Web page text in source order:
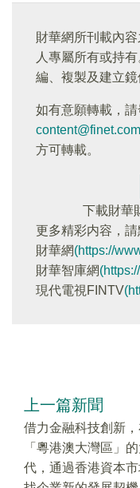
財華網所刊載內
人專屬所有或持
編、複製及建立鏡
如有意願轉載，
方可轉載。
下載財華
更多精彩内容，請
財華網(https://
財華智庫網
現代電視FINTV
上一篇新聞
借力金融科技創新，
「粵港澳大灣區」
代，通過香港資本